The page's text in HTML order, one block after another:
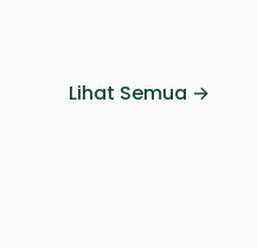
Lihat Semua →